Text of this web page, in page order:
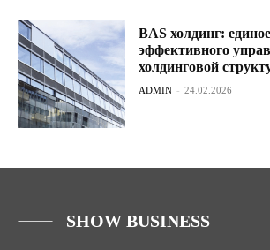
BAS холдинг:
эффективного
холдинговой
ADMIN - 24.02.2026
SHOW BUSINESS